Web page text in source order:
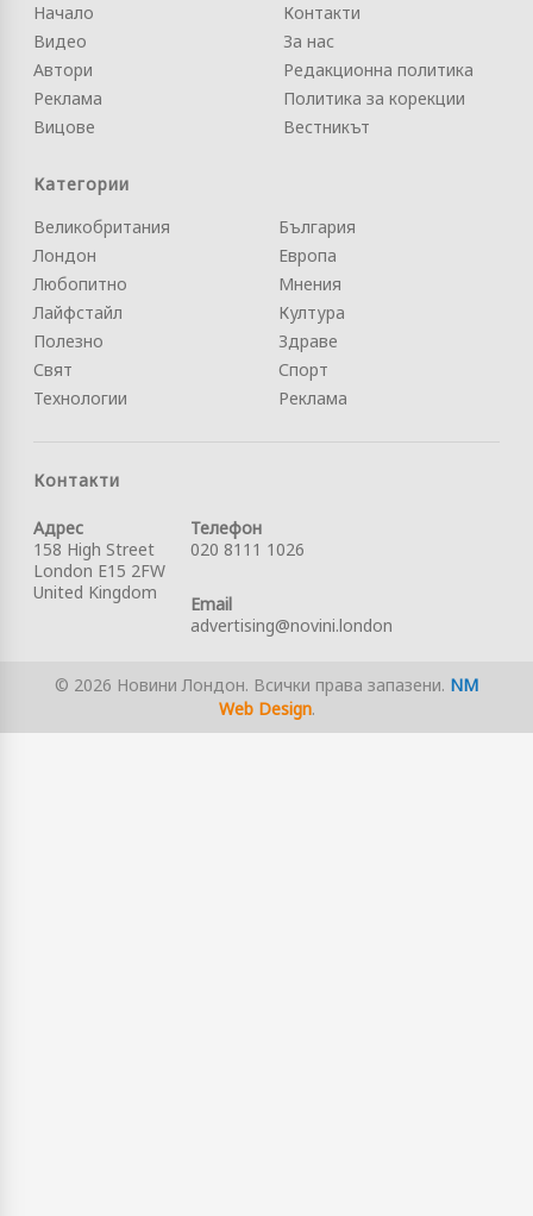
Начало
Видео
Автори
Реклама
Вицове
Контакти
За нас
Редакционна политика
Политика за корекции
Вестникът
Категории
Великобритания
Лондон
Любопитно
Лайфстайл
Полезно
Свят
Технологии
България
Европа
Мнения
Култура
Здраве
Спорт
Реклама
Контакти
Адрес
158 High Street
London E15 2FW
United Kingdom
Телефон
020 8111 1026
Email
advertising@novini.london
© 2026 Новини Лондон. Всички права запазени. NM
Web Design.